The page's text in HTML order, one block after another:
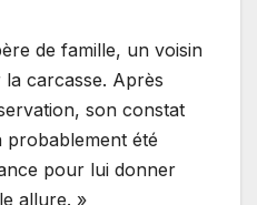
de famille, un voisin
carcasse. Après
son constat
probablement été
pour lui donner
allure. »